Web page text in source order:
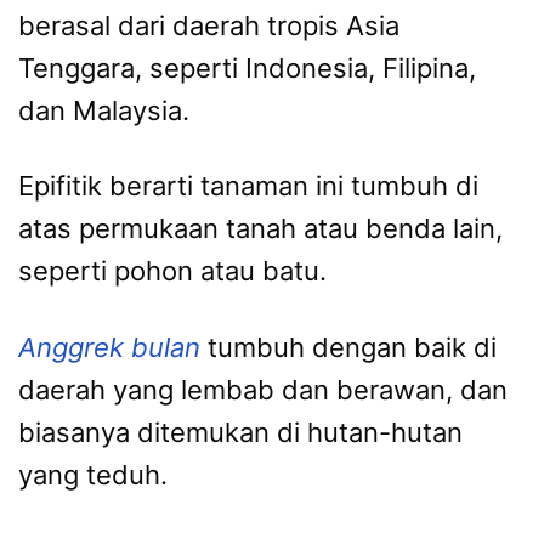
berasal dari daerah tropis Asia
Tenggara, seperti Indonesia, Filipina,
dan Malaysia.
Epifitik berarti tanaman ini tumbuh di
atas permukaan tanah atau benda lain,
seperti pohon atau batu.
Anggrek bulan tumbuh dengan baik di
daerah yang lembab dan berawan, dan
biasanya ditemukan di hutan-hutan
yang teduh.